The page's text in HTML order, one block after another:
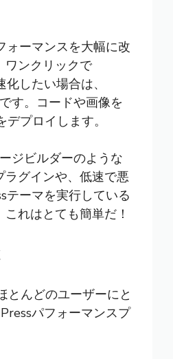
ォーマンスを大幅に改
ワンクリックで
したい場合は、
す。コードや画像を
プロイします。
ジビルダーのような
ラグインや、低速で悪
テーマを実行している
れはとても簡単だ！
とんどのユーザーにと
パフォーマンスプ